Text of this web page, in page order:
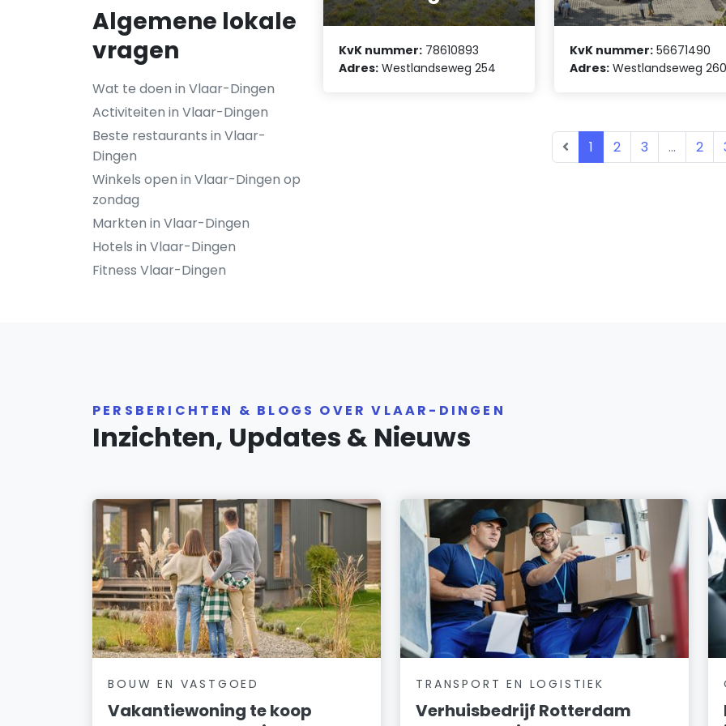
Algemene lokale
vragen
Wat te doen in Vlaar-Dingen
Activiteiten in Vlaar-Dingen
Beste restaurants in Vlaar-
Dingen
Winkels open in Vlaar-Dingen op
zondag
Markten in Vlaar-Dingen
Hotels in Vlaar-Dingen
Fitness Vlaar-Dingen
KvK nummer: 78610893
Adres: Westlandseweg 254
KvK nummer: 56671490
Adres: Westlandseweg
1 2 3 ... 2
PERSBERICHTEN & BLOGS OVER VLAAR-DINGEN
Inzichten, Updates & Nieuws
BOUW EN VASTGOED
Vakantiewoning te koop
TRANSPORT EN LOGISTIEK
Verhuisbedrijf Rotterdam